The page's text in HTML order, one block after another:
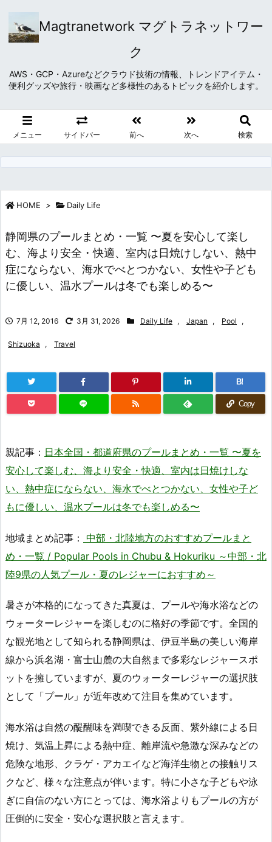
Magtranetwork マグトラネットワー
ク
AWS・GCP・Azureなどクラウド技術の情報、トレンドアイテム・
便利グッズや旅行・映画など多様性のあるトピックを紹介します。
メニュー サイドバー 前へ 次へ 検索
HOME > Daily Life
静岡県のプールまとめ・一覧 〜夏を安心して楽し
む、海より安全・快適、室内は日焼けしない、熱中
症にならない、海水でべとつかない、女性や子ども
に優しい、温水プールは冬でも楽しめる〜
7月 12, 2016 3月 31, 2026 Daily Life , Japan , Pool ,
Shizuoka , Travel
B!
Copy
親記事： 日本全国・都道府県のプールまとめ・一覧 〜夏を
安心して楽しむ、海より安全・快適、室内は日焼けしな
い、熱中症にならない、海水でべとつかない、女性や子ど
もに優しい、温水プールは冬でも楽しめる〜
地域まとめ記事： 中部・北陸地方のおすすめプールまと
め・一覧 / Popular Pools in Chubu & Hokuriku ～中部・北
陸9県の人気プール・夏のレジャーにおすすめ～
暑さが本格的になってきた真夏は、プールや海水浴などの
ウォーターレジャーを楽しむのに格好の季節です。全国的
な観光地として知られる静岡県は、伊豆半島の美しい海岸
線から浜名湖・富士山麓の大自然まで多彩なレジャースポ
ットを擁していますが、夏のウォーターレジャーの選択肢
として「プール」が近年改めて注目を集めています。
海水浴は自然の醍醐味を満喫できる反面、紫外線による日
焼け、気温上昇による熱中症、離岸流や急激な深みなどの
危険な地形、クラゲ・アカエイなど海洋生物との接触リス
クなど、様々な注意点が伴います。特に小さな子どもや泳
ぎに自信のない方にとっては、海水浴よりもプールの方が
圧倒的に安全・安心な選択肢と言えます。